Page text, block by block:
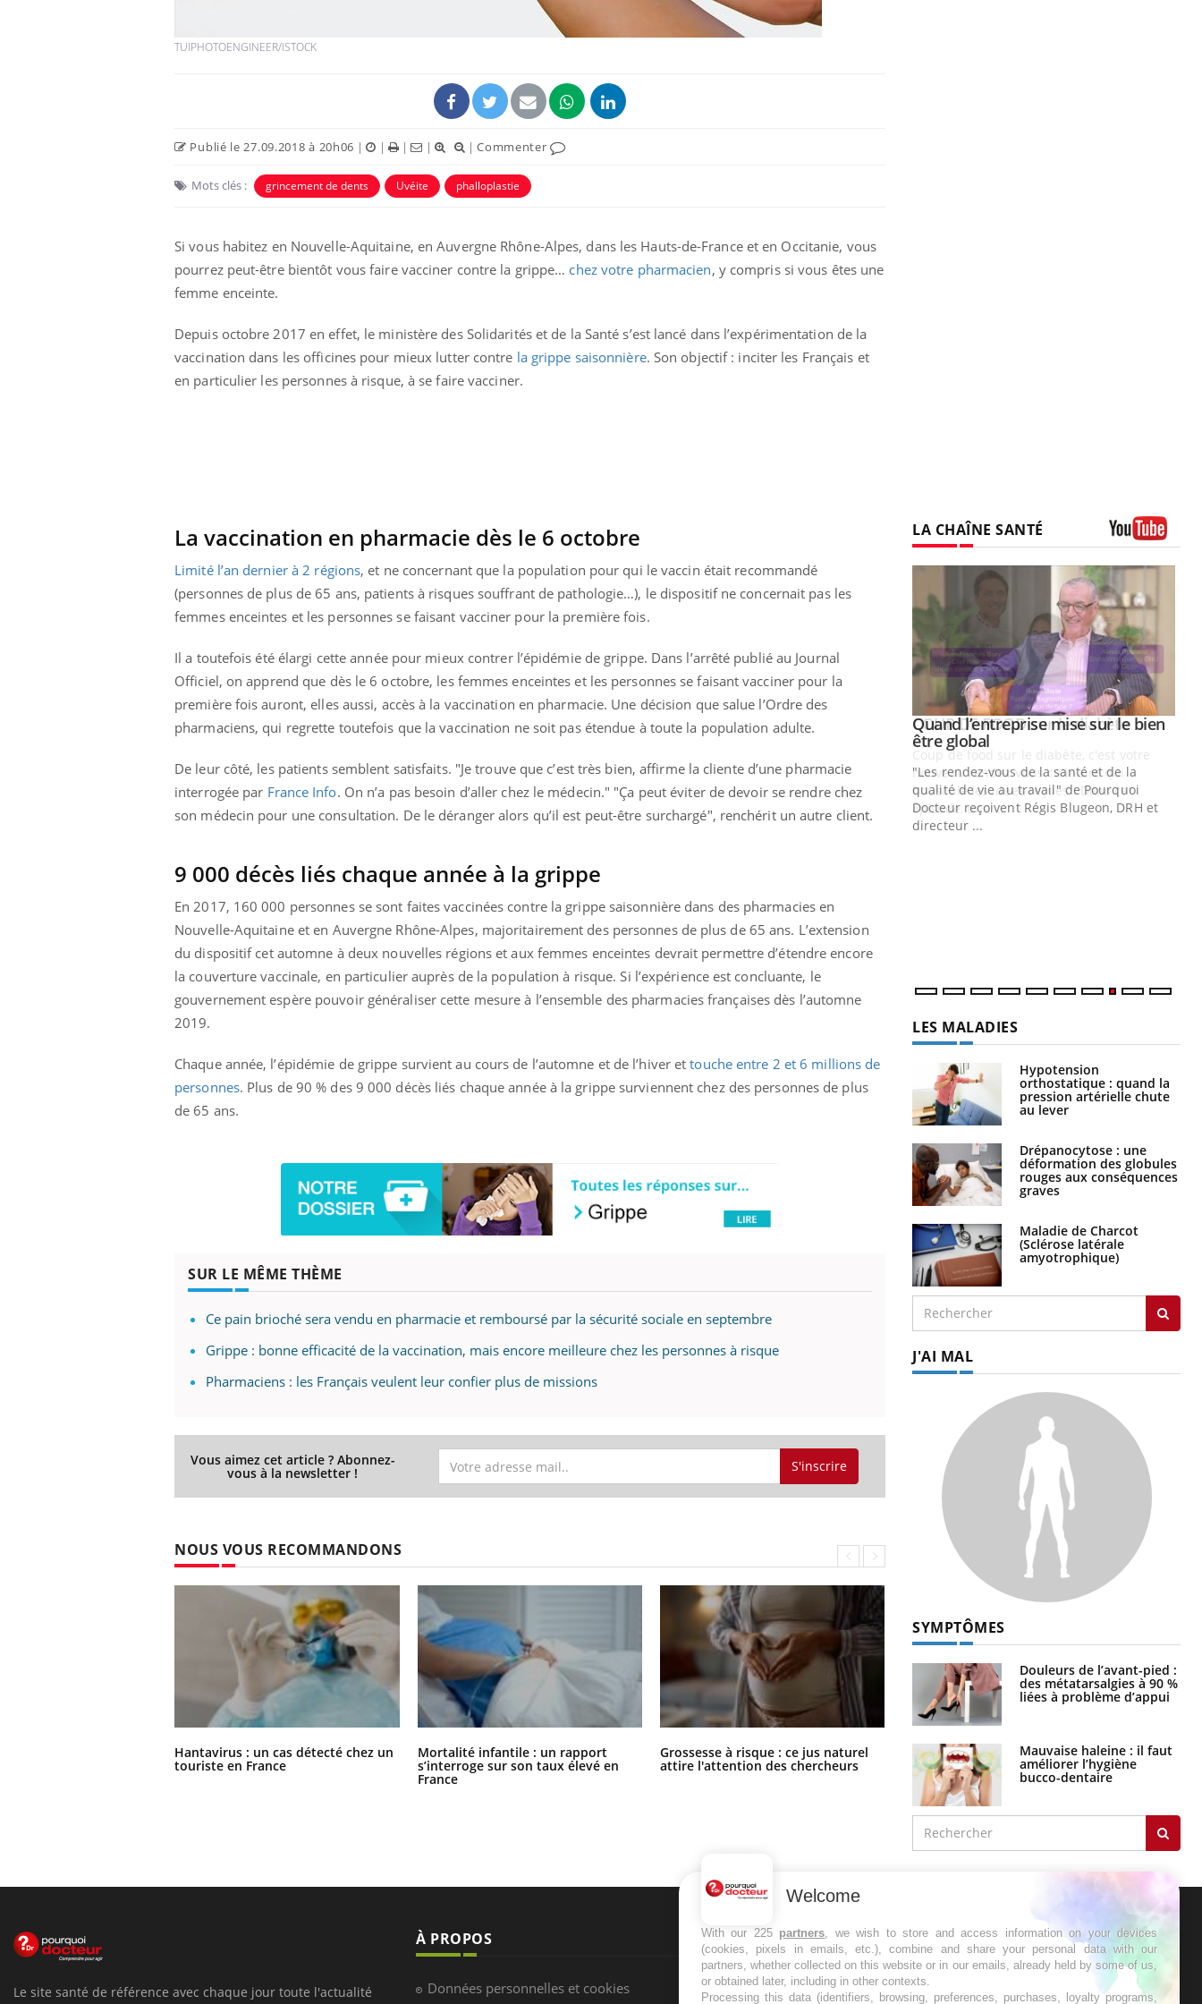
TUIPHOTOENGINEER/ISTOCK
Publié le 27.09.2018 à 20h06 | | | | |Commenter
Mots clés : grincement de dents Uvéite phalloplastie
Si vous habitez en Nouvelle-Aquitaine, en Auvergne Rhône-Alpes, dans les Hauts-de-France et en Occitanie, vous
pourrez peut-être bientôt vous faire vacciner contre la grippe… chez votre pharmacien, y compris si vous êtes une
femme enceinte.
Depuis octobre 2017 en effet, le ministère des Solidarités et de la Santé s’est lancé dans l’expérimentation de la
vaccination dans les officines pour mieux lutter contre la grippe saisonnière. Son objectif : inciter les Français et
en particulier les personnes à risque, à se faire vacciner.
La vaccination en pharmacie dès le 6 octobre
Limité l’an dernier à 2 régions, et ne concernant que la population pour qui le vaccin était recommandé
(personnes de plus de 65 ans, patients à risques souffrant de pathologie…), le dispositif ne concernait pas les
femmes enceintes et les personnes se faisant vacciner pour la première fois.
Il a toutefois été élargi cette année pour mieux contrer l’épidémie de grippe. Dans l’arrêté publié au Journal
Officiel, on apprend que dès le 6 octobre, les femmes enceintes et les personnes se faisant vacciner pour la
première fois auront, elles aussi, accès à la vaccination en pharmacie. Une décision que salue l’Ordre des
pharmaciens, qui regrette toutefois que la vaccination ne soit pas étendue à toute la population adulte.
De leur côté, les patients semblent satisfaits. "Je trouve que c’est très bien, affirme la cliente d’une pharmacie
interrogée par France Info. On n’a pas besoin d’aller chez le médecin." "Ça peut éviter de devoir se rendre chez
son médecin pour une consultation. De le déranger alors qu’il est peut-être surchargé", renchérit un autre client.
9 000 décès liés chaque année à la grippe
En 2017, 160 000 personnes se sont faites vaccinées contre la grippe saisonnière dans des pharmacies en
Nouvelle-Aquitaine et en Auvergne Rhône-Alpes, majoritairement des personnes de plus de 65 ans. L’extension
du dispositif cet automne à deux nouvelles régions et aux femmes enceintes devrait permettre d’étendre encore
la couverture vaccinale, en particulier auprès de la population à risque. Si l’expérience est concluante, le
gouvernement espère pouvoir généraliser cette mesure à l’ensemble des pharmacies françaises dès l’automne
2019.
Chaque année, l’épidémie de grippe survient au cours de l’automne et de l’hiver ettouche entre 2 et 6 millions de
personnes. Plus de 90 % des 9 000 décès liés chaque année à la grippe surviennent chez des personnes de plus
de 65 ans.
SUR LE MÊME THÈME
Ce pain brioché sera vendu en pharmacie et remboursé par la sécurité sociale en septembre
Grippe : bonne efficacité de la vaccination, mais encore meilleure chez les personnes à risque
Pharmaciens : les Français veulent leur confier plus de missions
Vous aimez cet article ? Abonnez-
vous à la newsletter ! S'inscrire
NOUS VOUS RECOMMANDONS
Hantavirus : un cas détecté chez un
touriste en France
Mortalité infantile : un rapport
s’interroge sur son taux élevé en
France
Grossesse à risque : ce jus naturel
attire l'attention des chercheurs
Comment oublier les écrans en
vacances ?
LA CHAÎNE SANTÉ
Diabète & Ramadan 2026Youtube
nombreuses personnes atteintes de
diabète, c'est une période de questions, de
Youtube
Un « jumeau numérique » pour
faciliter l’accès à la médecine
préventive
Un établissement lié à un groupe
mutualiste innove en matière de bilan de
santé : l'utilisation d'un « jumeau
Youtube
COUP DE FOOD sur le diabète Youtube
nouveau rendez-vous culinaire qui
bouscule les idées reçues ! Dans cet
épisode, une ...
Youtube
Quand l’entreprise mise sur le bien
être globalYoutube
"Les rendez-vous de la santé et de la
qualité de vie au travail" de Pourquoi
Docteur reçoivent Régis Blugeon, DRH et
directeur ...
LES MALADIES
Hypotension
orthostatique : quand la
pression artérielle chute
au lever
Drépanocytose : une
déformation des globules
rouges aux conséquences
graves
Maladie de Charcot
(Sclérose latérale
amyotrophique)
J'AI MAL
SYMPTÔMES
Douleurs de l’avant-pied :
des métatarsalgies à 90 %
liées à problème d’appui
Mauvaise haleine : il faut
améliorer l’hygiène
bucco-dentaire
Le site santé de référence avec chaque jour toute l'actualité
À PROPOS
Données personnelles et cookies
NEWSLETTER
Recevez toutes les semaines les meilleures
infos santé
Welcome
With our 225 partners, we wish to store and access information on your devices
(cookies, pixels in emails, etc.), combine and share your personal data with our
partners, whether collected on this website or in our emails, already held by some of us,
or obtained later, including in other contexts.
Processing this data (identifiers, browsing, preferences, purchases, loyalty programs,